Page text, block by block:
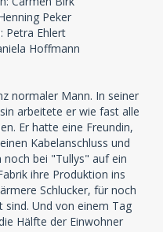
Peker
Petra Ehlert
Hoffmann
normaler Mann. In seiner
arbeitete er wie fast alle
Er hatte eine Freundin,
Kabelanschluss und
bei "Tullys" auf ein
ihre Produktion ins
Schlucker, für noch
sind. Und von einem Tag
Hälfte der Einwohner